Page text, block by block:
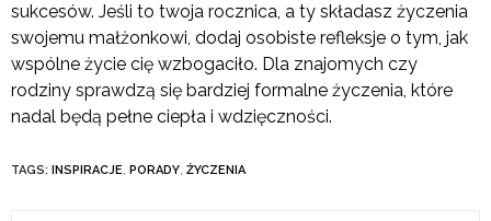
sukcesów. Jeśli to twoja rocznica, a ty składasz życzenia
swojemu małżonkowi, dodaj osobiste refleksje o tym, jak
wspólne życie cię wzbogaciło. Dla znajomych czy
rodziny sprawdzą się bardziej formalne życzenia, które
nadal będą pełne ciepła i wdzięczności.
TAGS: INSPIRACJE, PORADY, ŻYCZENIA